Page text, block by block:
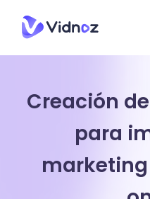
Creación
para